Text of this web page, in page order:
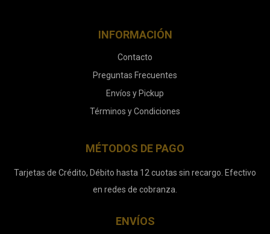
INFORMACIÓN
Contacto
Preguntas Frecuentes
Envíos y Pickup
Términos y Condiciones
MÉTODOS DE PAGO
Tarjetas de Crédito, Débito hasta 12 cuotas sin recargo. Efectivo
en redes de cobranza.
ENVÍOS